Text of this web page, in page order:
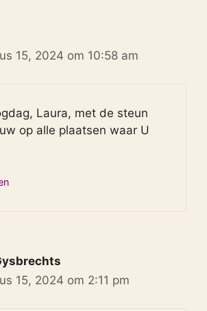
15, 2024 om 10:58 am
Laura, met de steun
op alle plaatsen waar U
15, 2024 om 2:11 pm